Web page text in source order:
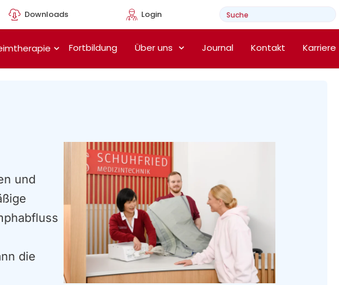
Downloads Login
Öffne Heimtherapie
Fortbildung Über uns Journal Kontakt Karriere
und
die